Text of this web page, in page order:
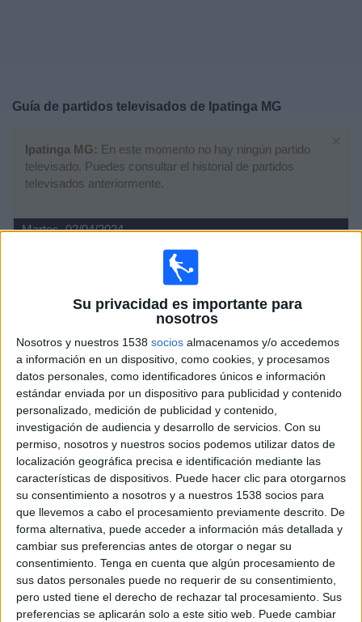
Su privacidad es importante para
nosotros
Nosotros y nuestros 1538 socios almacenamos y/o accedemos
a información en un dispositivo, como cookies, y procesamos
datos personales, como identificadores únicos e información
estándar enviada por un dispositivo para publicidad y contenido
personalizado, medición de publicidad y contenido,
investigación de audiencia y desarrollo de servicios. Con su
permiso, nosotros y nuestros socios podemos utilizar datos de
localización geográfica precisa e identificación mediante las
características de dispositivos. Puede hacer clic para otorgarnos
su consentimiento a nosotros y a nuestros 1538 socios para
que llevemos a cabo el procesamiento previamente descrito. De
forma alternativa, puede acceder a información más detallada y
cambiar sus preferencias antes de otorgar o negar su
consentimiento. Tenga en cuenta que algún procesamiento de
sus datos personales puede no requerir de su consentimiento,
pero usted tiene el derecho de rechazar tal procesamiento. Sus
preferencias se aplicarán solo a este sitio web. Puede cambiar
Guía de partidos televisados de Ipatinga MG
Ipatinga MG: En este momento no hay ningún partido
televisado. Puedes consultar el historial de partidos
televisados anteriormente.
Martes, 02/04/2024
Campeonato Mineiro
Ipatinga MG
Viernes, 22/03/2024
00:00 Campeonato Mineiro
Patrocinense
Ipatinga MG
Fanatiz (Ver en directo)
Sábado, 02/03/2024
20:30 Campeonato Mineiro
Atlético Mineiro
Ipatinga MG
Fanatiz (Ver en directo) Brasileirão Play
Noticias
Widget